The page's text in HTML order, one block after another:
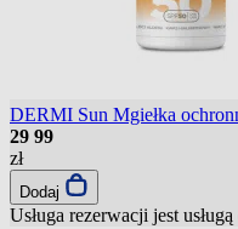
DERMI Sun Mgiełka
29 99
zł
Dodaj
Usługa rezerwacji jest